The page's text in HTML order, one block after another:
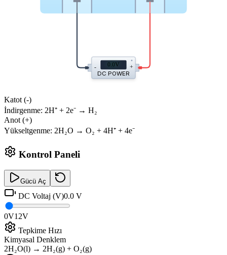
0.0V
DC POWER
- +
Katot (-)
İndirgenme: 2H⁺ + 2e⁻ → H₂
Anot (+)
Yükseltgenme: 2H₂O → O₂ + 4H⁺ + 4e⁻
Kontrol Paneli
Gücü Aç
DC Voltaj (V)0.0 V
0V12V
Tepkime Hızı
Kimyasal Denklem
2H₂O(l) → 2H₂(g) + O₂(g)